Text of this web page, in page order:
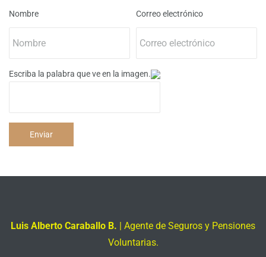
Nombre Correo electrónico
Escriba la palabra que ve en la imagen.
Enviar
Luis Alberto Caraballo B. | Agente de Seguros y Pensiones
Voluntarias.